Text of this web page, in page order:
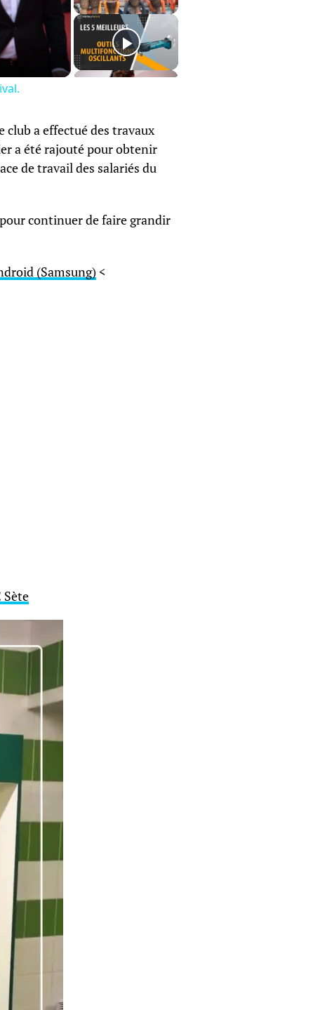
club a effectué des travaux
a été rajouté pour obtenir
de travail des salariés du
continuer de faire grandir
(Samsung)<
Sète